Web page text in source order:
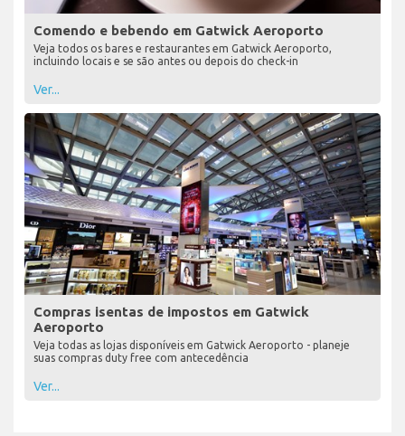
Comendo e bebendo em Gatwick Aeroporto
Veja todos os bares e restaurantes em Gatwick Aeroporto,
incluindo locais e se são antes ou depois do check-in
Ver...
Compras isentas de impostos em Gatwick
Aeroporto
Veja todas as lojas disponíveis em Gatwick Aeroporto - planeje
suas compras duty free com antecedência
Ver...